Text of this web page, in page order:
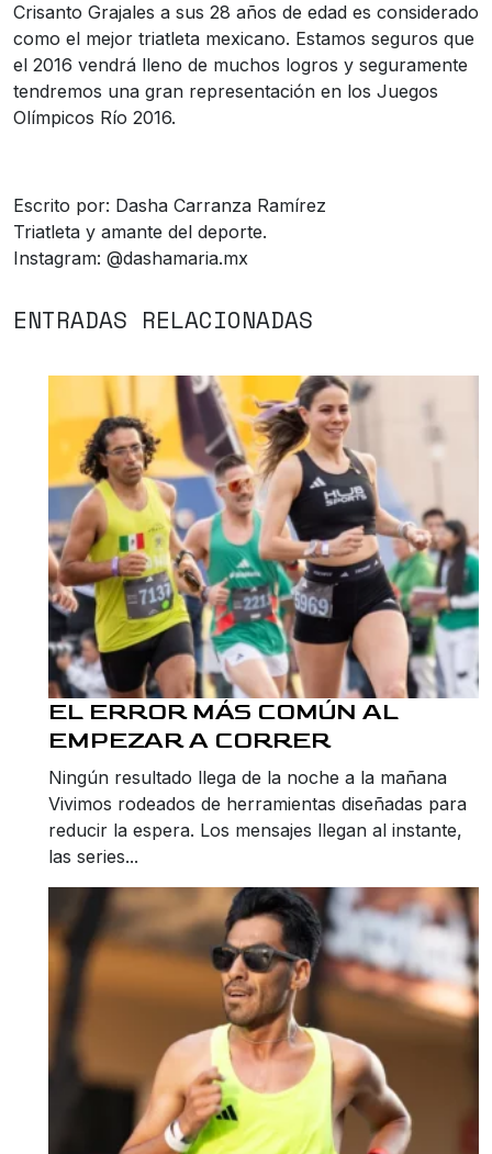
Crisanto Grajales a sus 28 años de edad es considerado
como el mejor triatleta mexicano. Estamos seguros que
el 2016 vendrá lleno de muchos logros y seguramente
tendremos una gran representación en los Juegos
Olímpicos Río 2016.
Escrito por: Dasha Carranza Ramírez
Triatleta y amante del deporte.
Instagram: @dashamaria.mx
ENTRADAS RELACIONADAS
EL ERROR MÁS COMÚN AL
EMPEZAR A CORRER
Ningún resultado llega de la noche a la mañana
Vivimos rodeados de herramientas diseñadas para
reducir la espera. Los mensajes llegan al instante,
las series...